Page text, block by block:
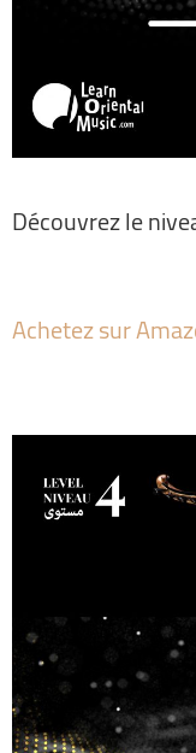
Découvrez le
Achetez sur